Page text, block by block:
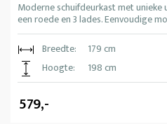
Moderne schuifdeurkast met
een roede en 3 lades. Eenvoudige
Breedte:
179 cm
Hoogte:
198 cm
579,-